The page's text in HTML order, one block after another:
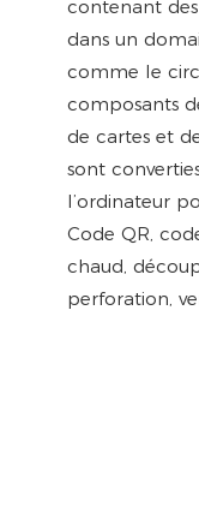
contenant
dans un
comme le
composants
de cartes et
sont
l’ordinateur
Code QR,
chaud,
perforation,